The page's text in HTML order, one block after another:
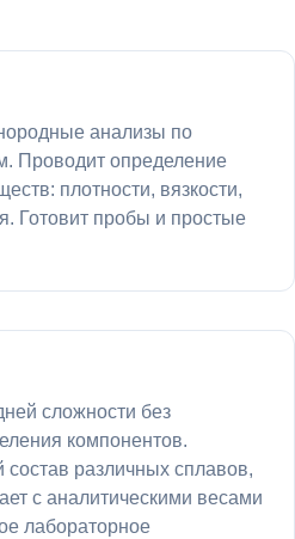
анализы по
Проводит определение
плотности, вязкости,
Готовит пробы и простые
сложности без
компонентов.
различных сплавов,
с аналитическими весами
лабораторное